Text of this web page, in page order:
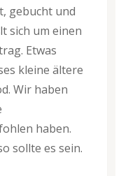
gebucht und
sich um einen
Etwas
kleine ältere
Wir haben
haben.
sollte es sein.